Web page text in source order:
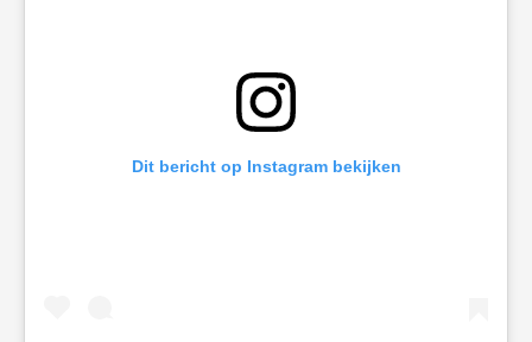
Dit bericht op Instagram bekijken